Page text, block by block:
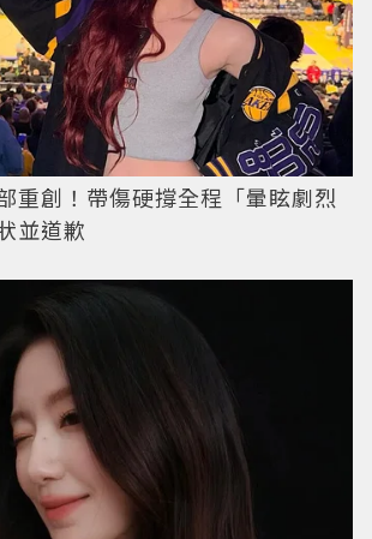
重創！帶傷硬撐全程「暈眩劇烈
並道歉